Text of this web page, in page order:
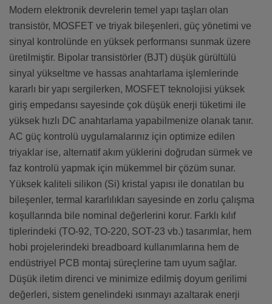
Modern elektronik devrelerin temel yapı taşları olan
transistör, MOSFET ve triyak bileşenleri, güç yönetimi ve
sinyal kontrolünde en yüksek performansı sunmak üzere
üretilmiştir. Bipolar transistörler (BJT) düşük gürültülü
sinyal yükseltme ve hassas anahtarlama işlemlerinde
kararlı bir yapı sergilerken, MOSFET teknolojisi yüksek
giriş empedansı sayesinde çok düşük enerji tüketimi ile
yüksek hızlı DC anahtarlama yapabilmenize olanak tanır.
AC güç kontrolü uygulamalarınız için optimize edilen
triyaklar ise, alternatif akım yüklerini doğrudan sürmek ve
faz kontrolü yapmak için mükemmel bir çözüm sunar.
Yüksek kaliteli silikon (Si) kristal yapısı ile donatılan bu
bileşenler, termal kararlılıkları sayesinde en zorlu çalışma
koşullarında bile nominal değerlerini korur. Farklı kılıf
tiplerindeki (TO-92, TO-220, SOT-23 vb.) tasarımlar, hem
hobi projelerindeki breadboard kullanımlarına hem de
endüstriyel PCB montaj süreçlerine tam uyum sağlar.
Düşük iletim direnci ve minimize edilmiş doyum gerilimi
değerleri, sistem genelindeki ısınmayı azaltarak enerji